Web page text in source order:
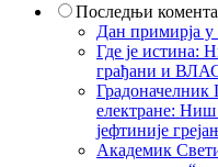
Последњи
Дан примирја
Где је истина:
грађани и
Градоначелник
електране: Ниш
јефтиније
Академик